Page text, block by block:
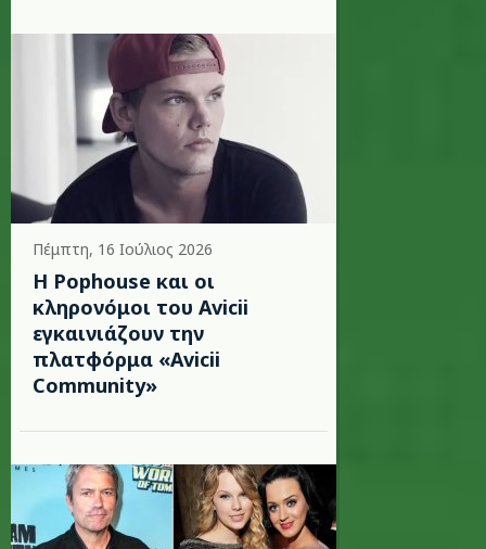
Πέμπτη, 16 Ιούλιος 2026
Η Pophouse και οι
κληρονόμοι του Avicii
εγκαινιάζουν την
πλατφόρμα «Avicii
Community»